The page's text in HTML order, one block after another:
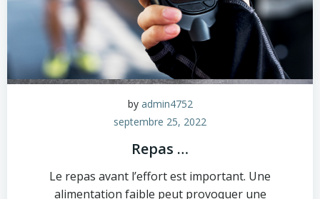
by admin4752
septembre 25, 2022
Repas …
Le repas avant l’effort est important. Une
alimentation faible peut provoquer une